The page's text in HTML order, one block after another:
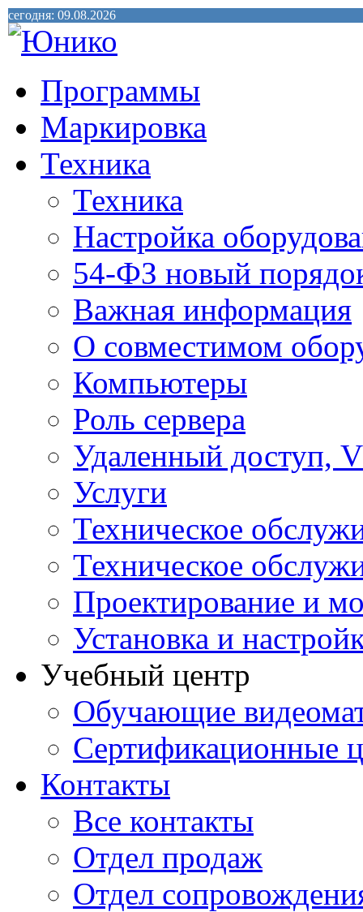
сегодня: 09.08.2026
Программы
Маркировка
Техника
Техника
Настройка
54-ФЗ новый
Важная информация
О совместимом
Компьютеры
Роль сервера
Удаленный доступ,
Услуги
Техническое
Техническое
Проектирование и
Установка и
Учебный центр
Обучающие
Сертификационные
Контакты
Все контакты
Отдел продаж
Отдел